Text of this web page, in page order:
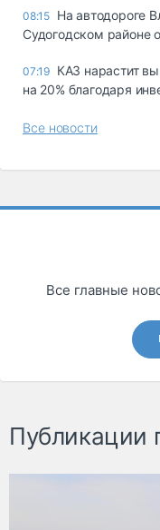
08:15 На автодороге
Судогодском районе
07:19 КАЗ нарастит
на 20% благодаря
Все новости
Все главные
Публикации